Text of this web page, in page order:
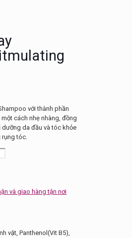
với thành phần
cách nhẹ nhàng, đồng
da đầu và tóc khỏe
tóc.
và giao hàng tận nơi
vật, Panthenol(Vit B5),